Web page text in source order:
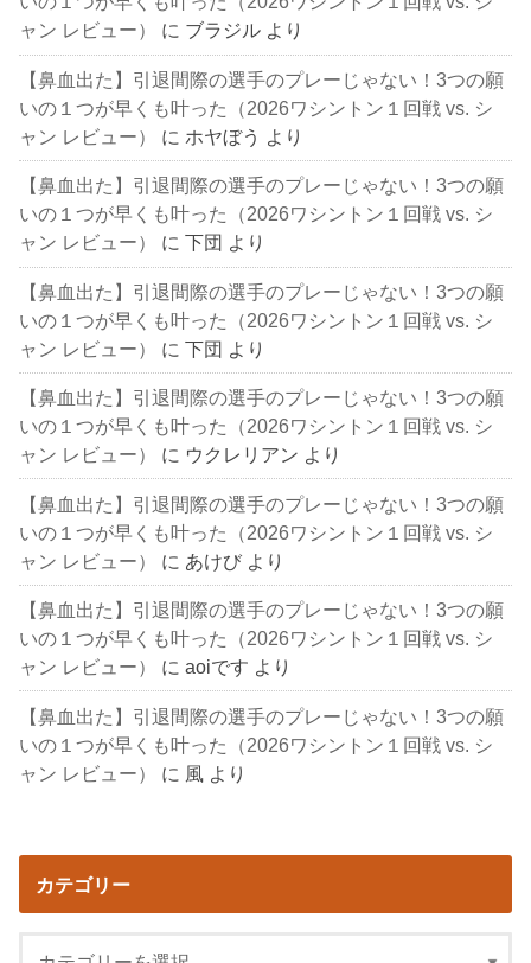
ャン レビュー）
に ブラジル より
【鼻血出た】引退間際の選手のプレーじゃない！3つの願
いの１つが早くも叶った（2026ワシントン１回戦 vs. シ
ャン レビュー）
に ホヤぼう より
【鼻血出た】引退間際の選手のプレーじゃない！3つの願
いの１つが早くも叶った（2026ワシントン１回戦 vs. シ
ャン レビュー）
に下団 より
【鼻血出た】引退間際の選手のプレーじゃない！3つの願
いの１つが早くも叶った（2026ワシントン１回戦 vs. シ
ャン レビュー）
に下団 より
【鼻血出た】引退間際の選手のプレーじゃない！3つの願
いの１つが早くも叶った（2026ワシントン１回戦 vs. シ
ャン レビュー）
に ウクレリアン より
【鼻血出た】引退間際の選手のプレーじゃない！3つの願
いの１つが早くも叶った（2026ワシントン１回戦 vs. シ
ャン レビュー）
に あけび より
【鼻血出た】引退間際の選手のプレーじゃない！3つの願
いの１つが早くも叶った（2026ワシントン１回戦 vs. シ
ャン レビュー）
にaoiです より
【鼻血出た】引退間際の選手のプレーじゃない！3つの願
いの１つが早くも叶った（2026ワシントン１回戦 vs. シ
ャン レビュー）
に 風 より
カテゴリー